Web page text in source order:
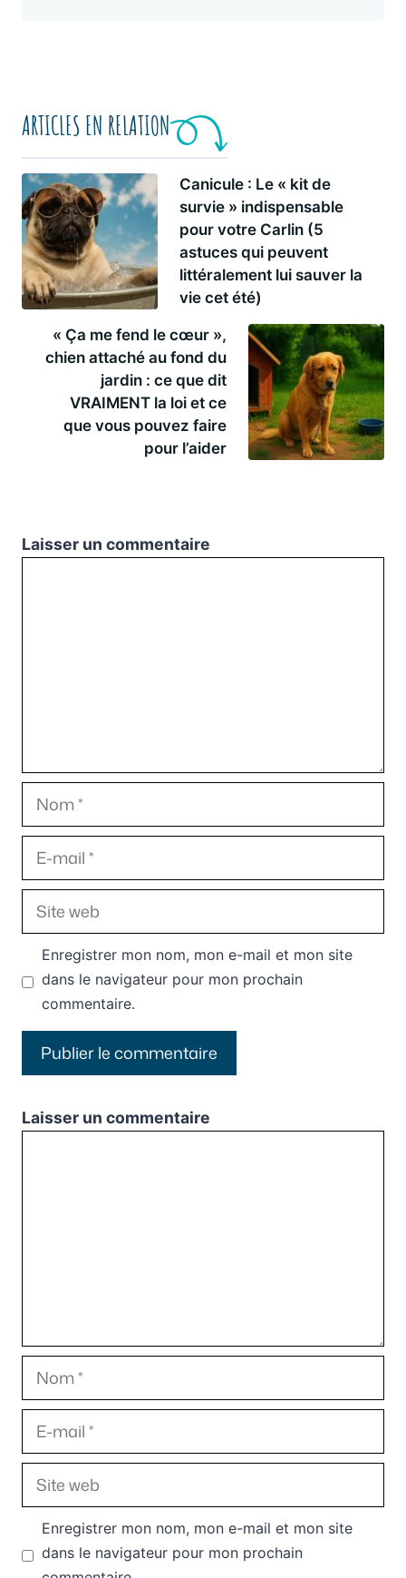
ARTICLES EN RELATION
Canicule : Le « kit de
survie » indispensable
pour votre Carlin (5
astuces qui peuvent
littéralement lui sauver la
vie cet été)
« Ça me fend le cœur »,
chien attaché au fond du
jardin : ce que dit
VRAIMENT la loi et ce
que vous pouvez faire
pour l’aider
Laisser un commentaire
Nom
E-
mail
Site
web
Enregistrer mon nom, mon e-mail et mon site
dans le navigateur pour mon prochain
commentaire.
Laisser un commentaire
Nom
E-
mail
Site
web
Enregistrer mon nom, mon e-mail et mon site
dans le navigateur pour mon prochain